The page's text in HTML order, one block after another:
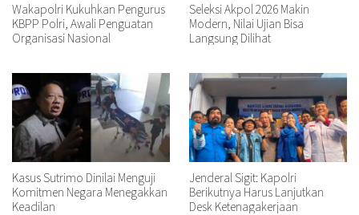
Wakapolri Kukuhkan Pengurus
KBPP Polri, Awali Penguatan
Organisasi Nasional
Seleksi Akpol 2026 Makin
Modern, Nilai Ujian Bisa
Langsung Dilihat
Kasus Sutrimo Dinilai Menguji
Komitmen Negara Menegakkan
Keadilan
Jenderal Sigit: Kapolri
Berikutnya Harus Lanjutkan
Desk Ketenagakerjaan